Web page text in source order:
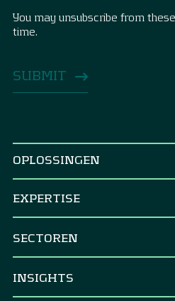
You may unsubscribe from
time.
OPLOSSINGEN
CFO
Corporate Treasurer
CRO & Risk Manager
Financial Controller
EXPERTISE
M&A & divestments
SECTOREN
INSIGHTS